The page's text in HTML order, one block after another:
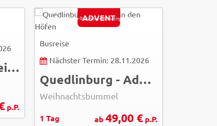
Zwiebelmarkt Weimar
p.P.
Jürgen Meusel
© Quedlinburg-Tourismus-Marketing/IMG
ADVENT
Busreise
Nächster Termin: 28.11.2026
Quedlinburg - Advent in den Höfen
Weihnachtsbummel
1 Tag ab 49,00 € p.P.
WEITER